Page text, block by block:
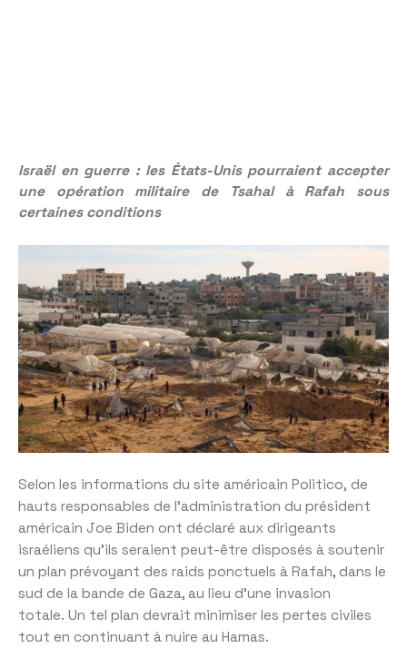
Israël en guerre : les États-Unis pourraient accepter
une opération militaire de Tsahal à Rafah sous
certaines conditions
Selon les informations du site américain Politico, de
hauts responsables de l’administration du président
américain Joe Biden ont déclaré aux dirigeants
israéliens qu’ils seraient peut-être disposés à soutenir
un plan prévoyant des raids ponctuels à Rafah, dans le
sud de la bande de Gaza, au lieu d’une invasion
totale. Un tel plan devrait minimiser les pertes civiles
tout en continuant à nuire au Hamas.